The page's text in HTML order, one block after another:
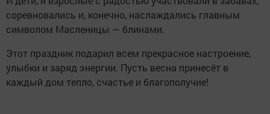
соревновались и, конечно, наслаждались главным
символом Масленицы — блинами.
Этот праздник подарил всем прекрасное настроение,
улыбки и заряд энергии. Пусть весна принесёт в
каждый дом тепло, счастье и благополучие!